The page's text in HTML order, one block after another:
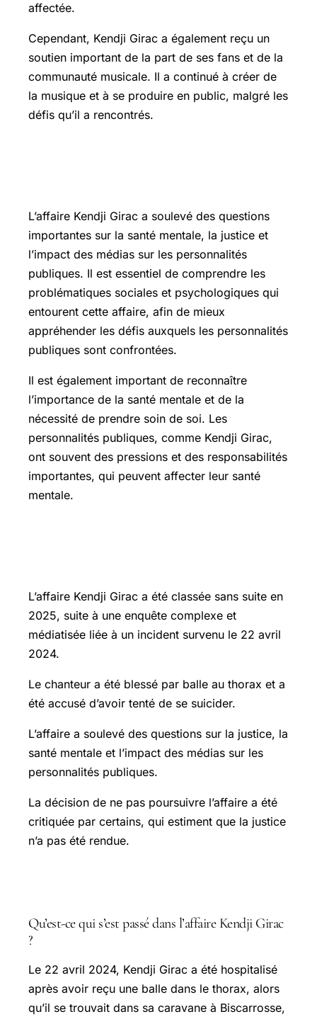
affectée.
Cependant, Kendji Girac a également reçu un
soutien important de la part de ses fans et de la
communauté musicale. Il a continué à créer de
la musique et à se produire en public, malgré les
défis qu’il a rencontrés.
L’affaire Kendji Girac a soulevé des questions
importantes sur la santé mentale, la justice et
l’impact des médias sur les personnalités
publiques. Il est essentiel de comprendre les
problématiques sociales et psychologiques qui
entourent cette affaire, afin de mieux
appréhender les défis auxquels les personnalités
publiques sont confrontées.
Il est également important de reconnaître
l’importance de la santé mentale et de la
nécessité de prendre soin de soi. Les
personnalités publiques, comme Kendji Girac,
ont souvent des pressions et des responsabilités
importantes, qui peuvent affecter leur santé
mentale.
L’affaire Kendji Girac a été classée sans suite en
2025, suite à une enquête complexe et
médiatisée liée à un incident survenu le 22 avril
2024.
Le chanteur a été blessé par balle au thorax et a
été accusé d’avoir tenté de se suicider.
L’affaire a soulevé des questions sur la justice, la
santé mentale et l’impact des médias sur les
personnalités publiques.
La décision de ne pas poursuivre l’affaire a été
critiquée par certains, qui estiment que la justice
n’a pas été rendue.
Qu’est-ce qui s’est passé dans l’affaire Kendji Girac
?
Le 22 avril 2024, Kendji Girac a été hospitalisé
après avoir reçu une balle dans le thorax, alors
qu’il se trouvait dans sa caravane à Biscarrosse,